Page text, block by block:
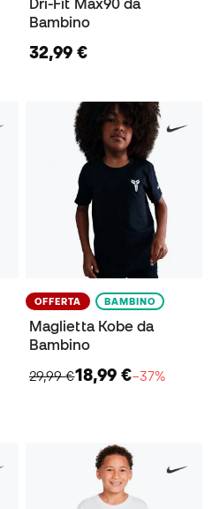
Dri-Fit Max90 da
Bambino
32,99 €
OFFERTA BAMBINO
Maglietta Kobe da
Bambino
29,99 €18,99 €−37%